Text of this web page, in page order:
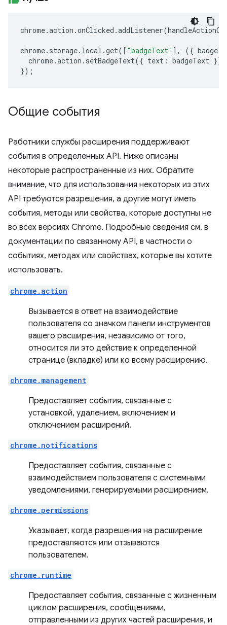
chrome.action .onClicked .addListener(
chrome. storage. local .get([ "badgeText" ], ({
chrome.action . setBadgeText({ text : badgeText });
});
Общие события
Работники службы расширения поддерживают
события в определенных API. Ниже описаны
некоторые распространенные из них. Обратите
внимание, что для использования некоторых из этих
API требуются разрешения, а другие могут иметь
события, методы или свойства, которые доступны не
во всех версиях Chrome. Подробные сведения см. в
документации по связанному API, в частности о
событиях, методах или свойствах, которые вы хотите
использовать.
chrome.action
Вызывается в ответ на взаимодействие
пользователя со значком панели инструментов
вашего расширения, независимо от того,
относится ли это действие к определенной
странице (вкладке) или ко всему расширению.
chrome.management
Предоставляет события, связанные с
установкой, удалением, включением и
отключением расширений.
chrome.notifications
Предоставляет события, связанные с
взаимодействием пользователя с системными
уведомлениями, генерируемыми расширением.
chrome.permissions
Указывает, когда разрешения на расширение
предоставляются или отзываются
пользователем.
chrome.runtime
Предоставляет события, связанные с жизненным
циклом расширения, сообщениями,
отправленными из других частей расширения, и